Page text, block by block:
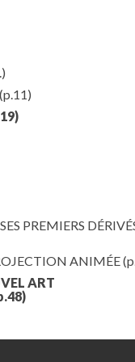
(p.11)
PREMIERS
ANIMÉE
ART